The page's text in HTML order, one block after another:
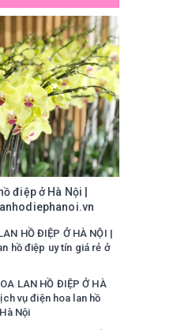
điệp ở Hà Nội |
HỒ ĐIỆP Ở HÀ NỘI |
hồ điệp uy tín giá rẻ ở
LAN HỒ ĐIỆP Ở HÀ
vụ điện hoa lan hồ
Nội